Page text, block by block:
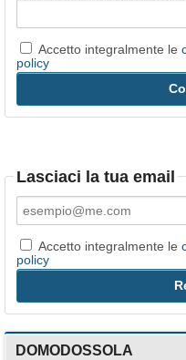
Accetto integralmente le
policy
Lasciaci la tua email
Accetto integralmente le
policy
DOMODOSSOLA